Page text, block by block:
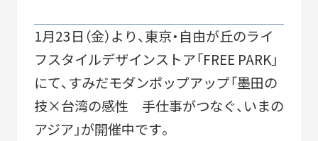
ACTIVITY 「すみだモダン」の主な活動
つながる パートナーシップ連携
つくる フラッグシップ商品開発
1月23日（金）より、東京・自由が丘のライ
フスタイルデザインストア「FREE PARK」
にて、すみだモダンポップアップ「墨田の
技×台湾の感性 手仕事がつなぐ、いまの
アジア」が開催中です。